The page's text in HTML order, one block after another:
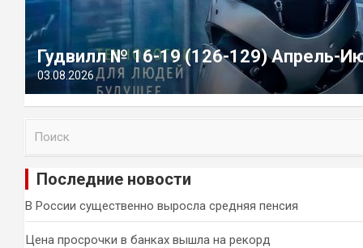
Гудвилл № 16-19 (126-129) Апрель-
03.08.2026
и
Последние новости
В России существенно выросла средняя пенсия
Цена просрочки в банках вышла на рекорд